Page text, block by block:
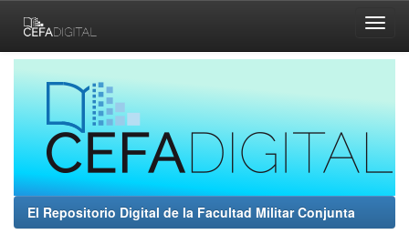
navigation
El Repositorio Digital de la Facultad Militar Conjunta